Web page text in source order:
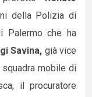
della Polizia di
Palermo che ha
Savina, già vice
mobile di
il procuratore